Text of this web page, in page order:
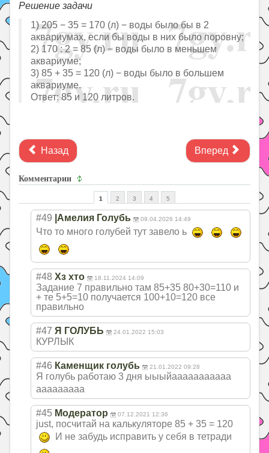
Решение задачи
1) 205 − 35 = 170 (л) − воды было бы в 2
аквариумах, если бы воды в них было поровну;
2) 170 : 2 = 85 (л) − воды было в меньшем
аквариуме;
3) 85 + 35 = 120 (л) − воды было в большем
аквариуме.
Ответ: 85 и 120 литров.
Назад Вперед
Комментарии
1 2 3 4 5
#49 |Амелия Голубь 09.04.2026 14:49
Что то много голубей тут завело ь
#48 Хз хто 18.11.2024 14:09
Задание 7 правильно там 85+35 80+30=110 и
+ те 5+5=10 получается 100+10=120 все
правильно
#47 Я ГОЛУБЬ 24.01.2022 15:03
КУРЛЫК
#46 Каменщик голубь 21.01.2022 09:28
Я голубь работаю 3 дня ыыыйааааааааааа
ааааааааа
#45 Модератор 07.12.2021 12:36
just, посчитай на калькуляторе 85 + 35 = 120
И не забудь исправить у себя в тетради